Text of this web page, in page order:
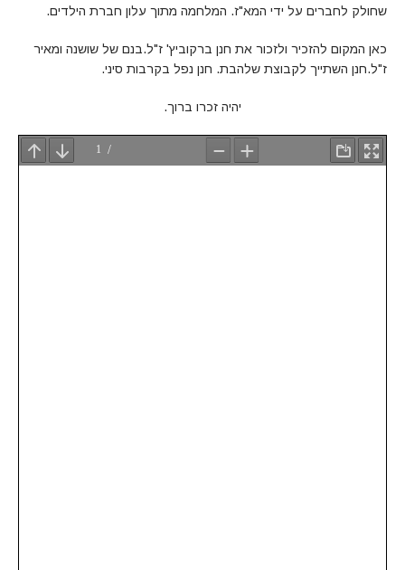
שחולק לחברים על ידי המא"ז. המלחמה מתוך עלון חברת הילדים.
כאן המקום להזכיר ולזכור את חנן ברקוביץ' ז"ל.בנם של שושנה ומאיר
ז"ל.חנן השתייך לקבוצת שלהבת. חנן נפל בקרבות סיני.
יהיה זכרו ברוך.